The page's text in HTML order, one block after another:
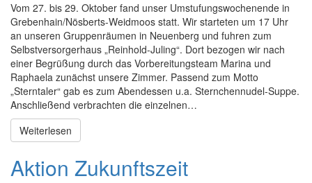
Vom 27. bis 29. Oktober fand unser Umstufungswochenende in
Grebenhain/Nösberts-Weidmoos statt. Wir starteten um 17 Uhr
an unseren Gruppenräumen in Neuenberg und fuhren zum
Selbstversorgerhaus „Reinhold-Juling“. Dort bezogen wir nach
einer Begrüßung durch das Vorbereitungsteam Marina und
Raphaela zunächst unsere Zimmer. Passend zum Motto
„Sterntaler“ gab es zum Abendessen u.a. Sternchennudel-Suppe.
Anschließend verbrachten die einzelnen…
Weiterlesen
Aktion Zukunftszeit